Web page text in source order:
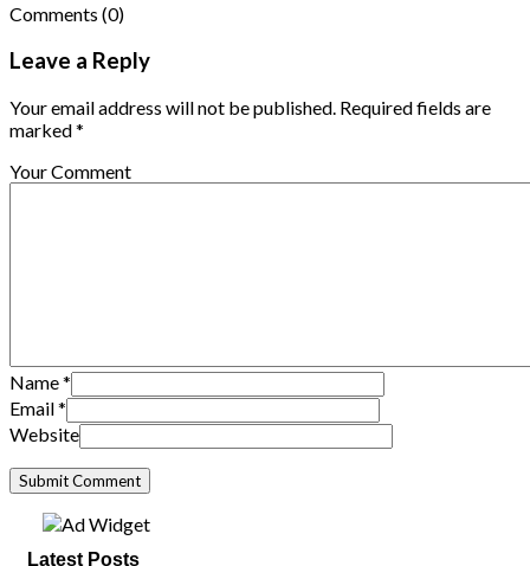
Comments (0)
Leave a Reply
Your email address will not be published. Required fields are
marked *
Your Comment
Name*
Email*
Website
Latest Posts